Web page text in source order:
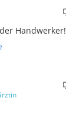
Handwerker!